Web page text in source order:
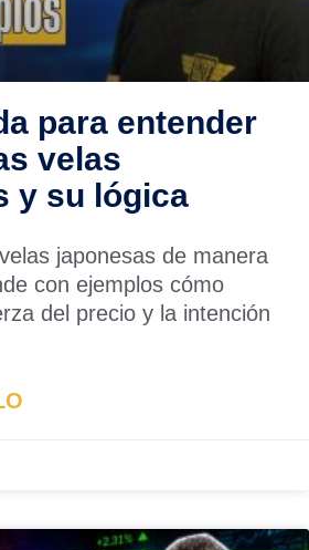
para entender
velas
y su lógica
japonesas de manera
con ejemplos cómo
del precio y la intención